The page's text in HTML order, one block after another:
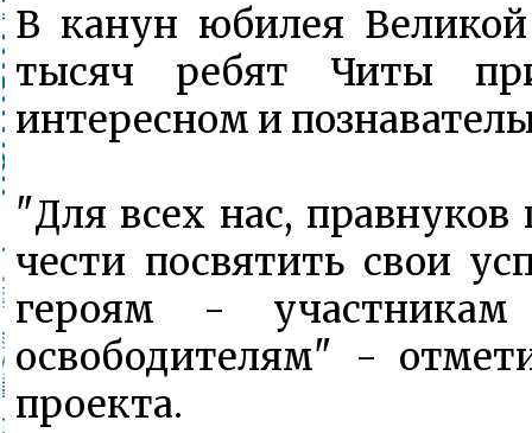
В канун юбилея
тысяч ребят Читы
интересном и
"Для всех нас, правнуков
чести посвятить свои
героям -
освободителям" -
проекта.